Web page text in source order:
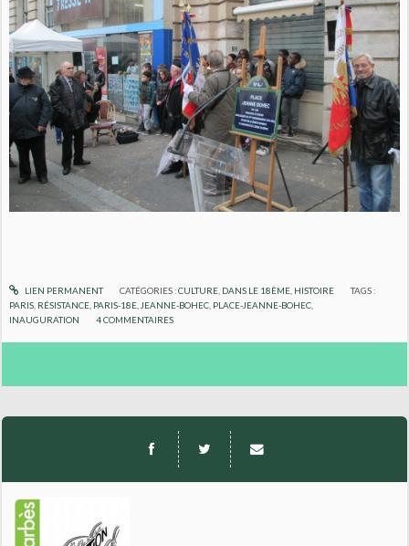
LIEN PERMANENT CATÉGORIES :CULTURE, DANS LE 18ÈME, HISTOIRE
TAGS :
PARIS RÉSISTANCE PARIS-18E JEANNE-BOHEC PLACE-JEANNE-BOHEC
INAUGURATION
4COMMENTAIRES